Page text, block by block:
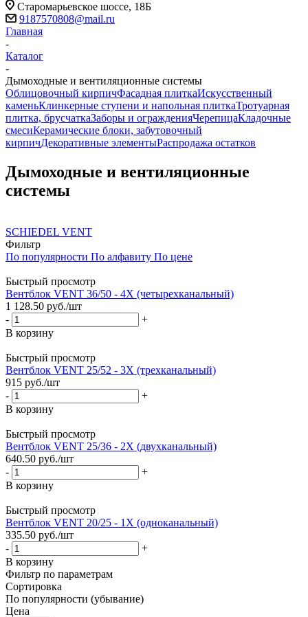
Старомарьевское шоссе, 18Б
9187570808@mail.ru
Главная
-
Каталог
-
Дымоходные и вентиляционные системы
Облицовочный кирпичФасадная плиткаИскусственный
каменьКлинкерные ступени и напольная плиткаТротуарная
плитка, брусчаткаЗаборы и огражденияЧерепицаКладочные
смесиКерамические блоки, забутовочный
кирпичДекоративные элементыРаспродажа остатков
Дымоходные и вентиляционные
системы
SCHIEDEL VENT
Фильтр
По популярности По алфавиту По цене
Быстрый просмотр
Вентблок VENT 36/50 - 4X (четырехканальный)
1 128.50 руб./шт
-
+
В корзину
Быстрый просмотр
Вентблок VENT 25/52 - 3X (трехканальный)
915 руб./шт
-
+
В корзину
Быстрый просмотр
Вентблок VENT 25/36 - 2X (двухканальный)
640.50 руб./шт
-
+
В корзину
Быстрый просмотр
Вентблок VENT 20/25 - 1X (одноканальный)
335.50 руб./шт
-
+
В корзину
Фильтр по параметрам
Сортировка
По популярности (убывание)
Цена